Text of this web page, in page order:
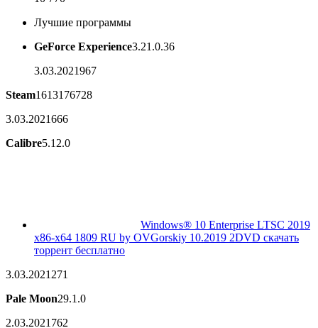
Лучшие программы
GeForce Experience3.21.0.36
3.03.2021967
Steam1613176728
3.03.2021666
Calibre5.12.0
Windows® 10 Enterprise LTSC 2019
x86-x64 1809 RU by OVGorskiy 10.2019 2DVD скачать
торрент бесплатно
3.03.2021 271
Pale Moon29.1.0
2.03.2021 762